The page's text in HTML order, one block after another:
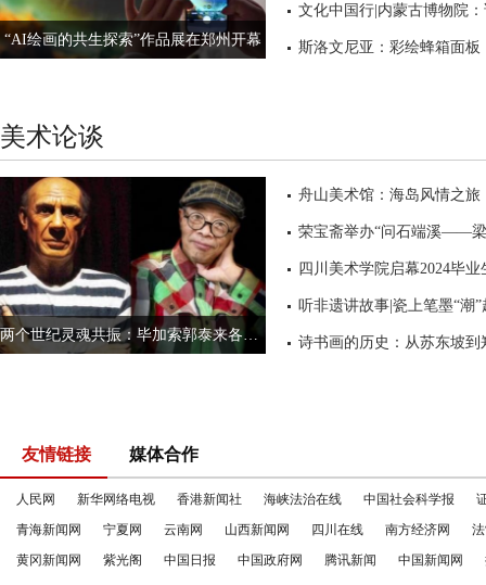
“AI绘画的共生探索”作品展在郑州开幕 斯洛文尼亚：彩绘蜂箱面板
美术论谈
舟山美术馆：海岛风情之旅
听非遗讲故事|瓷上笔墨“潮”
诗书画的历史：从苏东坡到
友情链接 媒体合作
人民网 新华网络电视 香港新闻社 海峡法治在线 中国社会科学报
青海新闻网
宁夏网 云南网 山西新闻网 四川在线 南方经济网
黄冈新闻网
紫光阁 中国日报 中国政府网 腾讯新闻 中国新闻网